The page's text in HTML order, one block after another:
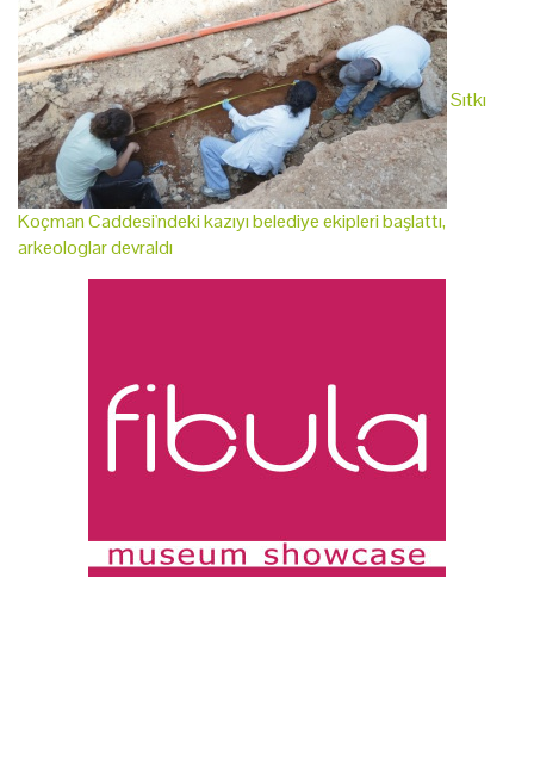
Sıtkı
Koçman Caddesi'ndeki kazıyı belediye ekipleri başlattı,
arkeologlar devraldı